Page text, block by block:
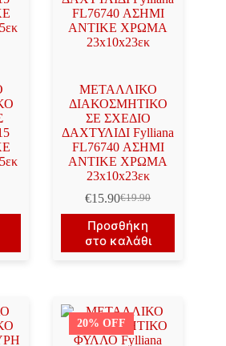
ΜΕΤΑΛΛΙΚΟ
ΔΙΑΚΟΣΜΗΤΙΚΟ
ΣΕ ΣΧΕΔΙΟ
ΔΑΧΤΥΛΙΔΙ Fylliana
FL76740 ΑΣΗΜΙ
ΑΝΤΙΚΕ ΧΡΩΜΑ
23x10x23εκ
€19.90
Original
price
was:
€19.90.
€15.90Η
τρέχουσα
τιμή
είναι:
Προσθήκη
στο καλάθι
20% OFF